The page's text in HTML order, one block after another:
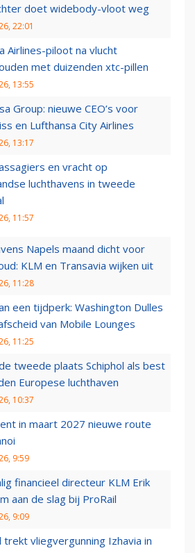
doet widebody-vloot weg
22:01
Airlines-piloot na vlucht
met duizenden xtc-pillen
13:55
Group: nieuwe CEO’s voor
en Lufthansa City Airlines
13:17
en vracht op
luchthavens in tweede
11:57
Napels maand dicht voor
KLM en Transavia wijken uit
11:28
een tijdperk: Washington Dulles
van Mobile Lounges
11:25
tweede plaats Schiphol als best
Europese luchthaven
10:37
in maart 2027 nieuwe route
9:59
financieel directeur KLM Erik
aan de slag bij ProRail
9:09
trekt vliegvergunning Izhavia in